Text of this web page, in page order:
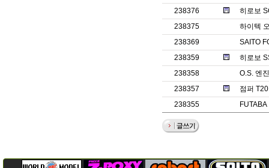
238376
히로보
238375
하이텍
238369
SAITO
238359
히로보
238358
O.S. 엔
238357
점퍼
238355